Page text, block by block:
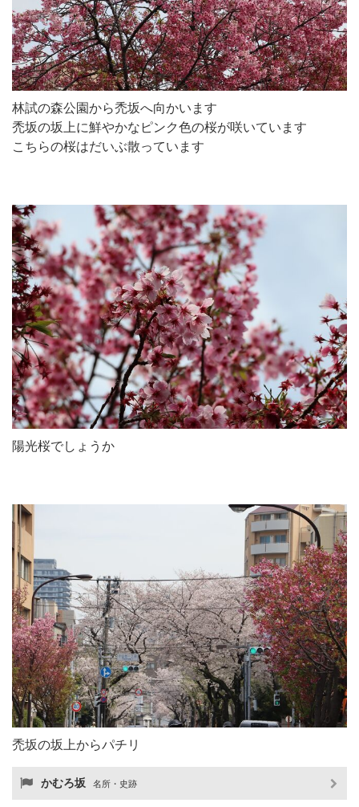
林試の森公園から禿坂へ向かいます
禿坂の坂上に鮮やかなピンク色の桜が咲いています
こちらの桜はだいぶ散っています
陽光桜でしょうか
禿坂の坂上からパチリ
かむろ坂 名所・史跡